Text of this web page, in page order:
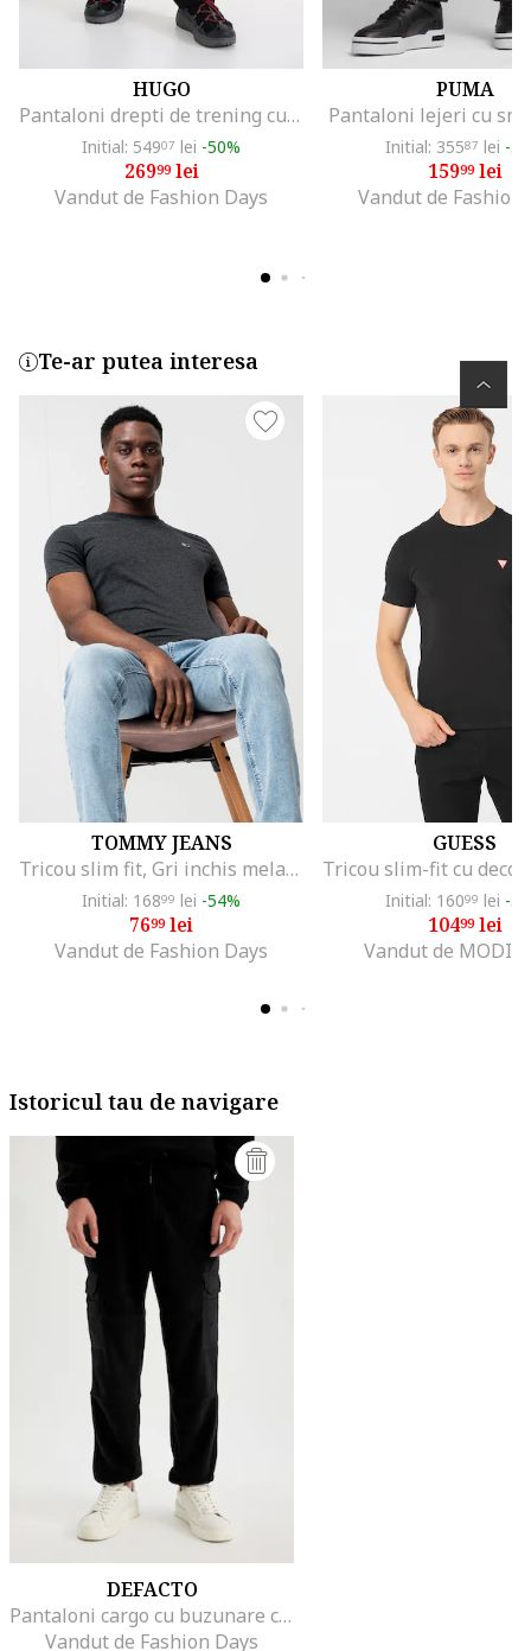
HUGO
Pantaloni drepti de trening cu snur, Negru
Initial: 54907 lei -50%
26999lei
Vandut de Fashion Days
PUMA
Pantaloni lejeri cu
Initial: 35587 lei -
15999lei
Vandut de Fashion
Te-ar putea interesa
TOMMY JEANS
Tricou slim fit, Gri inchis melange
Initial: 16899 lei -54%
7699lei
Vandut de Fashion Days
GUESS
Initial: 16099 lei -
10499lei
Vandut de
Istoricul tau de navigare
DEFACTO
Pantaloni cargo cu buzunare cu clapa
Vandut de Fashion Days